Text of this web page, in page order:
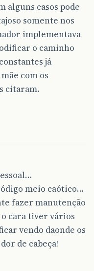
alguns casos pode
somente nos
implementava
o caminho
já
com os
citaram.
meio caótico…
fazer manutenção
cara tiver vários
vendo daonde os
de cabeça!